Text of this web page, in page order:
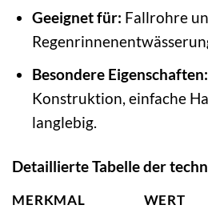
Geeignet für: Fallrohre
Besondere Eigenschaften:
Konstruktion, einfache
langlebig.
Detaillierte Tabelle der
MERKMAL WERT